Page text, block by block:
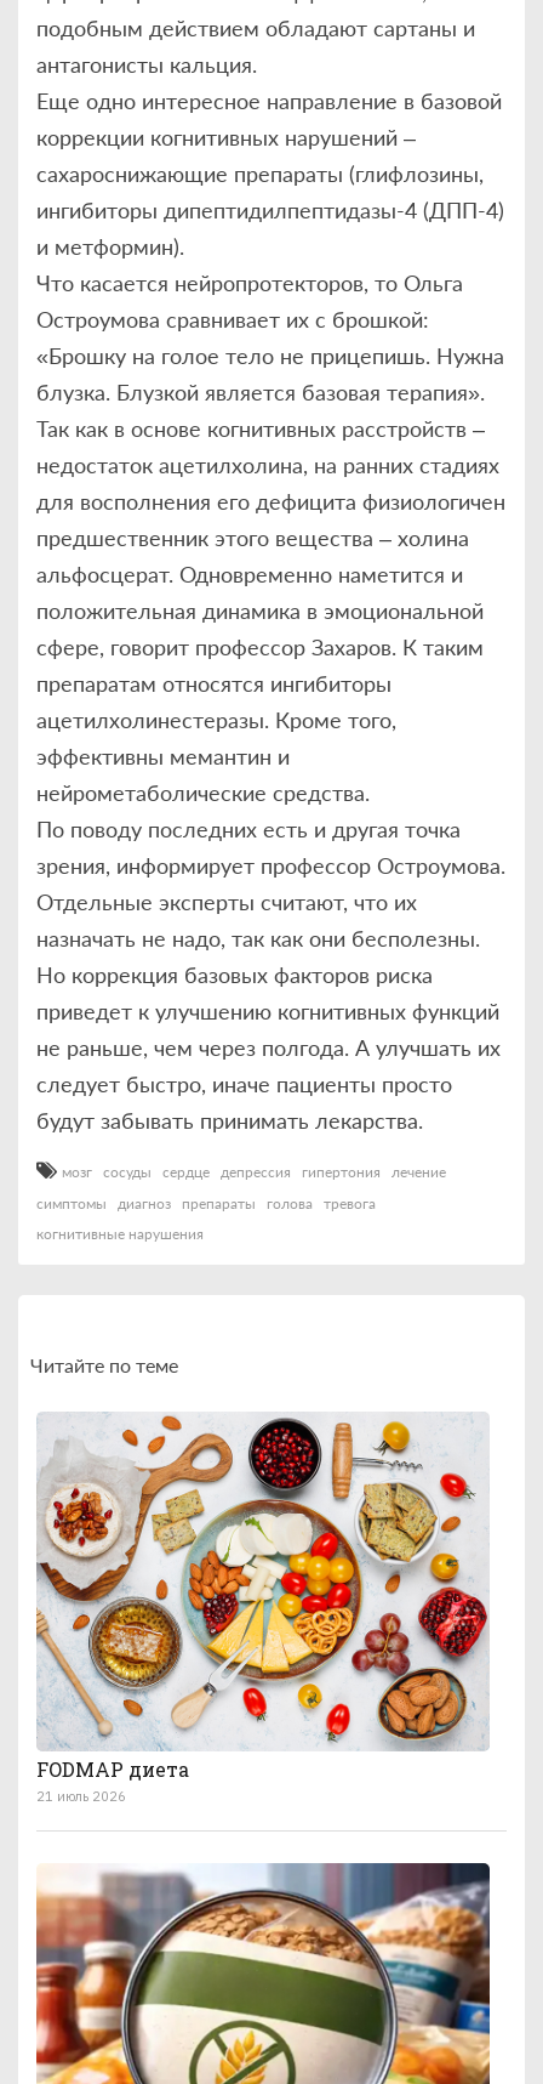
подобным действием обладают сартаны и
антагонисты кальция.
Еще одно интересное направление в базовой
коррекции когнитивных нарушений –
сахароснижающие препараты (глифлозины,
ингибиторы дипептидилпептидазы-4 (ДПП-4)
и метформин).
Что касается нейропротекторов, то Ольга
Остроумова сравнивает их с брошкой:
«Брошку на голое тело не прицепишь. Нужна
блузка. Блузкой является базовая терапия».
Так как в основе когнитивных расстройств –
недостаток ацетилхолина, на ранних стадиях
для восполнения его дефицита физиологичен
предшественник этого вещества – холина
альфосцерат. Одновременно наметится и
положительная динамика в эмоциональной
сфере, говорит профессор Захаров. К таким
препаратам относятся ингибиторы
ацетилхолинестеразы. Кроме того,
эффективны мемантин и
нейрометаболические средства.
По поводу последних есть и другая точка
зрения, информирует профессор Остроумова.
Отдельные эксперты считают, что их
назначать не надо, так как они бесполезны.
Но коррекция базовых факторов риска
приведет к улучшению когнитивных функций
не раньше, чем через полгода. А улучшать их
следует быстро, иначе пациенты просто
будут забывать принимать лекарства.
мозг сосуды сердце депрессия гипертония
лечение
симптомы
диагноз препараты голова
тревога
когнитивные нарушения
Читайте по теме
FODMAP диета
21 июль 2026